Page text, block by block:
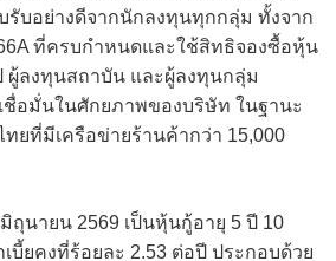
รับอย่างดีจากนักลงทุนทุกกลุ่ม ทั้งจาก
ที่ครบกำหนดและใช้สิทธิจองซื้อหุ้น
ผู้ลงทุนสถาบัน และผู้ลงทุนกลุ่ม
อมั่นในศักยภาพของบริษัท ในฐานะ
ยที่มีเครือข่ายร้านค้ากว่า 15,000
นายน 2569 เป็นหุ้นกู้อายุ 5 ปี 10
บี้ยคงที่ร้อยละ 2.53 ต่อปี ประกอบด้วย